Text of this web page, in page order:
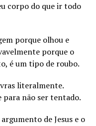
corpo do que ir todo
porque olhou e
porque o
é um tipo de roubo.
literalmente.
para não ser tentado.
de Jesus e o